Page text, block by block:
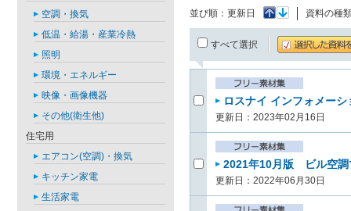
並び順： 更新日 資料の種
すべて選択
ロスナイ インフォメー
更新日：2023年02月16日
2021年10月版 ビル空調
更新日：2022年06月30日
空調・換気
低温・給湯・産業冷熱
照明
環境・エネルギー
映像・画像機器
その他(衛生他)
住宅用
エアコン(空調)・換気
キッチン家電
生活家電